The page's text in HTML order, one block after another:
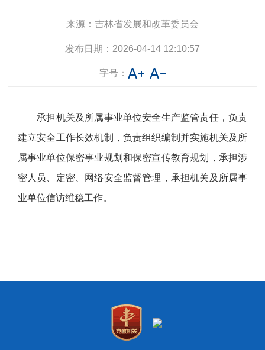
来源： 吉林省发展和改革委员会
发布日期： 2026-04-14 12:10:57
字号：
承担机关及所属事业单位安全生产监管责任，负责
建立安全工作长效机制，负责组织编制并实施机关及所
属事业单位保密事业规划和保密宣传教育规划，承担涉
密人员、定密、网络安全监督管理，承担机关及所属事
业单位信访维稳工作。